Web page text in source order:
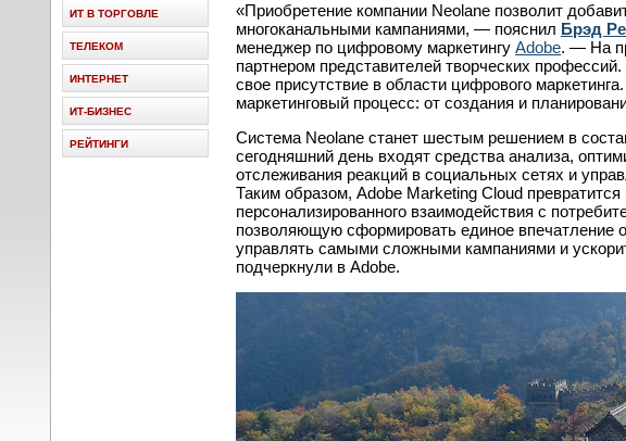
«Приобретение компании Neolane позволит
многоканальными кампаниями, — пояснил Брэд
менеджер по цифровому маркетингу Adobe. — На
партнером представителей творческих
свое присутствие в области цифрового
маркетинговый процесс: от создания и
Система Neolane станет шестым решением в
сегодняшний день входят средства анализа,
отслеживания реакций в социальных сетях и
Таким образом, Adobe Marketing Cloud
персонализированного взаимодействия с
позволяющую сформировать единое впечатление
управлять самыми сложными кампаниями и
подчеркнули в Adobe.
ИТ В ТОРГОВЛЕ
ТЕЛЕКОМ
ИНТЕРНЕТ
ИТ-БИЗНЕС
РЕЙТИНГИ